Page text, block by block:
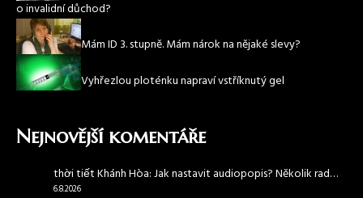
o invalidní důchod?
Mám ID 3. stupně. Mám nárok na nějaké slevy?
Vyhřezlou ploténku napraví vstříknutý gel
Nejnovější komentáře
thời tiết Khánh Hòa:Jak nastavit audiopopis? Několik rad…
6.8.2026